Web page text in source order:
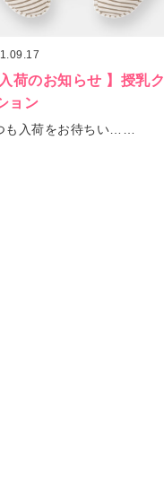
入荷のお知らせ 】授乳ク
ョン
も入荷をお待ちい……